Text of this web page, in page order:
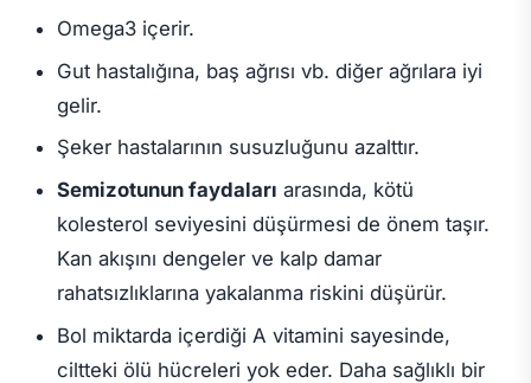
Omega3 içerir.
Gut hastalığına, baş ağrısı vb. diğer ağrılara iyi
gelir.
Şeker hastalarının susuzluğunu azalttır.
Semizotunun faydaları arasında, kötü
kolesterol seviyesini düşürmesi de önem taşır.
Kan akışını dengeler ve kalp damar
rahatsızlıklarına yakalanma riskini düşürür.
Bol miktarda içerdiği A vitamini sayesinde,
ciltteki ölü hücreleri yok eder. Daha sağlıklı bir